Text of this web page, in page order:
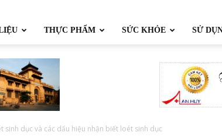
THỰC PHẨM SỨC KHỎE SỬ
sinh dục và các dấu hiệu nhận biết loét sinh dục